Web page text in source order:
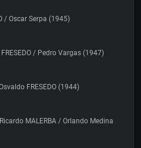
/ Oscar Serpa (1945)
/ Pedro Vargas (1947)
FRESEDO (1944)
Ricardo MALERBA / Orlando Medina